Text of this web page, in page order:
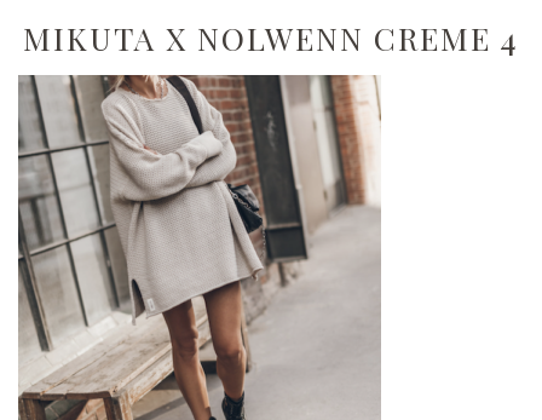
MIKUTA X NOLWENN CREME 4